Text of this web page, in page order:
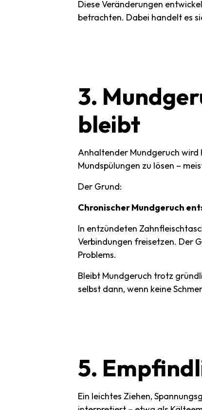
Diese Veränderungen
betrachten. Dabei handelt es
3.
bleibt
Anhaltender Mundgeruch wird
Mundspülungen zu lösen –
Der Grund:
Chronischer Mundgeruch
In entzündeten
Verbindungen freisetzen. Der
Problems.
Bleibt Mundgeruch trotz
selbst dann, wenn keine
5.
Ein leichtes Ziehen,